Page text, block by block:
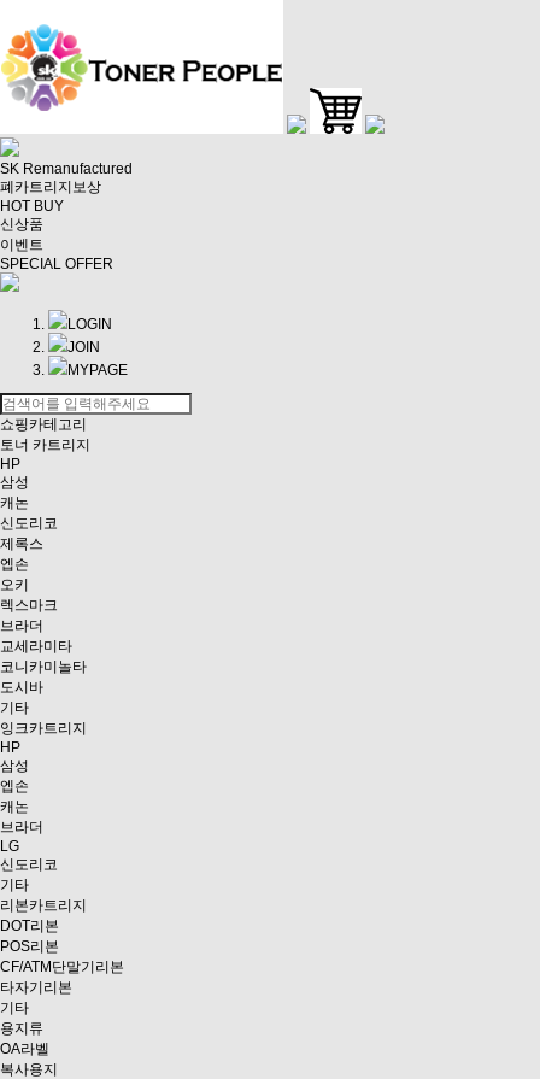
SK Remanufactured
폐카트리지보상
HOT BUY
신상품
이벤트
SPECIAL OFFER
LOGIN
JOIN
MYPAGE
쇼핑카테고리
토너 카트리지
HP
삼성
캐논
신도리코
제록스
엡손
오키
렉스마크
브라더
교세라미타
코니카미놀타
도시바
기타
잉크카트리지
HP
삼성
엡손
캐논
브라더
LG
신도리코
기타
리본카트리지
DOT리본
POS리본
CF/ATM단말기리본
타자기리본
기타
용지류
OA라벨
복사용지